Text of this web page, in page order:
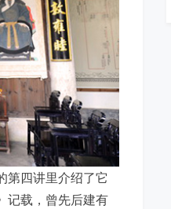
第四讲里介绍了它
记载，曾先后建有